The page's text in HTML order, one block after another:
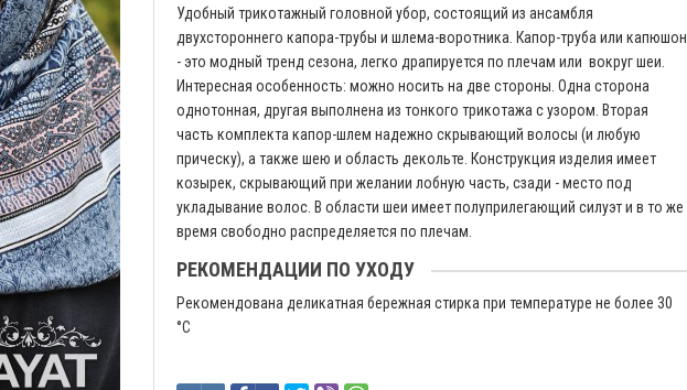
Удобный трикотажный головной убор, состоящий из ансамбля
двухстороннего капора-трубы и шлема-воротника. Капор-труба или капюшон
- это модный тренд сезона, легко драпируется по плечам или вокруг шеи.
Интересная особенность: можно носить на две стороны. Одна сторона
однотонная, другая выполнена из тонкого трикотажа с узором. Вторая
часть комплекта капор-шлем надежно скрывающий волосы (и любую
прическу), а также шею и область декольте. Конструкция изделия имеет
козырек, скрывающий при желании лобную часть, сзади - место под
укладывание волос. В области шеи имеет полуприлегающий силуэт и в то же
время свободно распределяется по плечам.
РЕКОМЕНДАЦИИ ПО УХОДУ
Рекомендована деликатная бережная стирка при температуре не более 30
°C